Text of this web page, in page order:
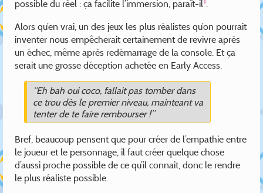
possible du réel : ça facilite l’immersion, paraît-il .
Alors qu’en vrai, un des jeux les plus réalistes qu’on pourrait
inventer nous empêcherait certainement de revivre après
un échec, même après redémarrage de la console. Et ça
serait une grosse déception achetée en Early Access.
“Eh bah oui coco, fallait pas tomber dans
ce trou dès le premier niveau, mainteant va
tenter de te faire rembourser !”
Bref, beaucoup pensent que pour créer de l’empathie entre
le joueur et le personnage, il faut créer quelque chose
d’aussi proche possible de ce qu’il connait, donc le rendre
le plus réaliste possible.